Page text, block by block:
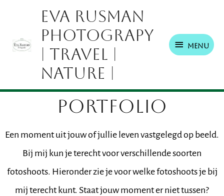
inhoud
Eva Rusman
Photograpy
| Travel |
Nature |
Menu
PORTFOLIO
Een moment uit jouw of jullie leven vastgelegd op beeld.
Bij mij kun je terecht voor verschillende soorten
fotoshoots. Hieronder zie je voor welke fotoshoots je bij
mij terecht kunt. Staat jouw moment er niet tussen?